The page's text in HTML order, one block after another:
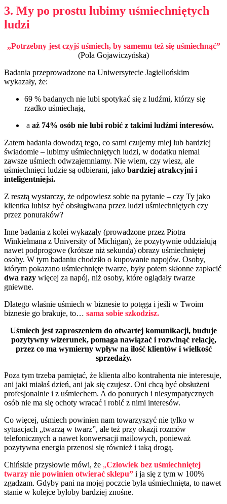
3. My po prostu lubimy uśmiechniętych
ludzi
„Potrzebny jest czyjś uśmiech, by samemu też się uśmiechnąć”
(Pola Gojawiczyńska)
Badania przeprowadzone na Uniwersytecie Jagiellońskim
wykazały, że:
69 % badanych nie lubi spotykać się z ludźmi, którzy się
rzadko uśmiechają,
a aż 74% osób nie lubi robić z takimi ludźmi interesów.
Zatem badania dowodzą tego, co sami czujemy miej lub bardziej
świadomie – lubimy uśmiechniętych ludzi, w dodatku niemal
zawsze uśmiech odwzajemniamy. Nie wiem, czy wiesz, ale
uśmiechnięci ludzie są odbierani, jako bardziej atrakcyjni i
inteligentniejsi.
Z resztą wystarczy, że odpowiesz sobie na pytanie – czy Ty jako
klientka lubisz być obsługiwana przez ludzi uśmiechniętych czy
przez ponuraków?
Inne badania z kolei wykazały (prowadzone przez Piotra
Winkielmana z University of Michigan), że pozytywnie oddziałują
nawet podprogowe (krótsze niż sekunda) obrazy uśmiechniętej
osoby. W tym badaniu chodziło o kupowanie napojów. Osoby,
którym pokazano uśmiechnięte twarze, były potem skłonne zapłacić
dwa razy więcej za napój, niż osoby, które oglądały twarze
gniewne.
Dlatego właśnie uśmiech w biznesie to potęga i jeśli w Twoim
biznesie go brakuje, to… sama sobie szkodzisz.
Uśmiech jest zaproszeniem do otwartej komunikacji, buduje
pozytywny wizerunek, pomaga nawiązać i rozwinąć relację,
przez co ma wymierny wpływ na ilość klientów i wielkość
sprzedaży.
Poza tym trzeba pamiętać, że klienta albo kontrahenta nie interesuje,
ani jaki miałaś dzień, ani jak się czujesz. Oni chcą być obsłużeni
profesjonalnie i z uśmiechem. A do ponurych i niesympatycznych
osób nie ma się ochoty wracać i robić z nimi interesów.
Co więcej, uśmiech powinien nam towarzyszyć nie tylko w
sytuacjach „twarzą w twarz”, ale też przy okazji rozmów
telefonicznych a nawet konwersacji mailowych, ponieważ
pozytywna energia przenosi się również i taką drogą.
Chińskie przysłowie mówi, że „Człowiek bez uśmiechniętej
twarzy nie powinien otwierać sklepu” i ja się z tym w 100%
zgadzam. Gdyby pani na mojej poczcie była uśmiechnięta, to nawet
stanie w kolejce byłoby bardziej znośne.